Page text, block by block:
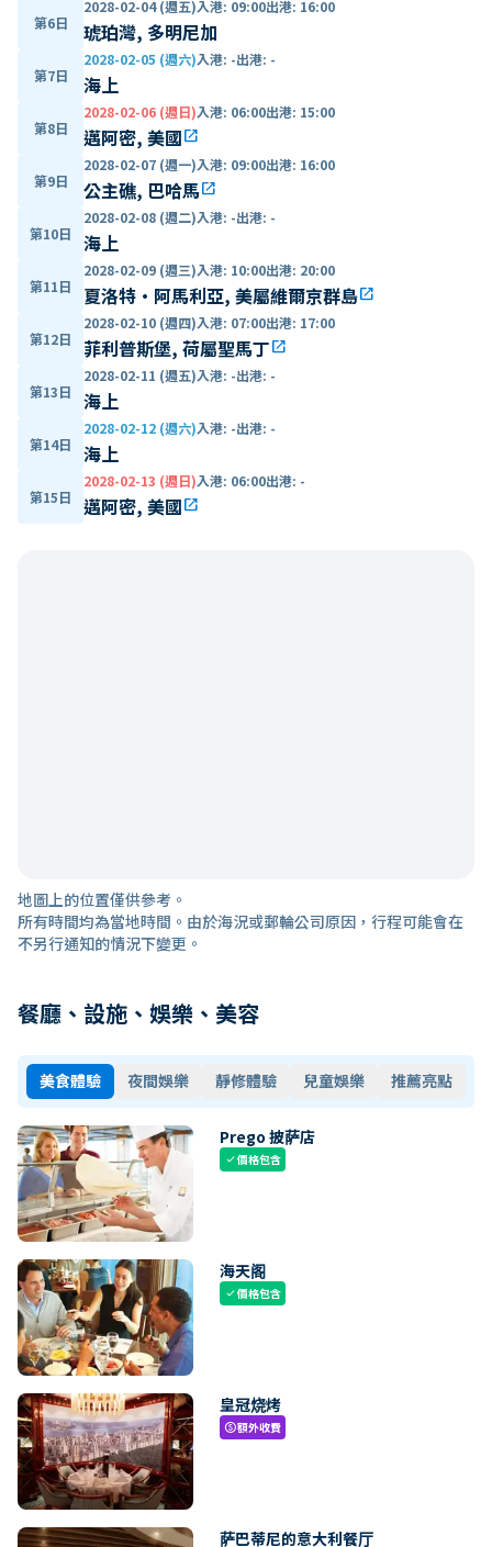
第6日
2028-02-04 (週五)入港: 09:00出港: 16:00
琥珀灣, 多明尼加
第7日
2028-02-05 (週六)入港: -出港: -
海上
第8日
2028-02-06 (週日)入港: 06:00出港: 15:00
邁阿密, 美國open_in_new
第9日
2028-02-07 (週一)入港: 09:00出港: 16:00
公主礁, 巴哈馬open_in_new
第10日
2028-02-08 (週二)入港: -出港: -
海上
第11日
2028-02-09 (週三)入港: 10:00出港: 20:00
夏洛特·阿馬利亞, 美屬維爾京群島open_in_new
第12日
2028-02-10 (週四)入港: 07:00出港: 17:00
菲利普斯堡, 荷屬聖馬丁open_in_new
第13日
2028-02-11 (週五)入港: -出港: -
海上
第14日
2028-02-12 (週六)入港: -出港: -
海上
第15日
2028-02-13 (週日)入港: 06:00出港: -
邁阿密, 美國open_in_new
地圖上的位置僅供參考。
所有時間均為當地時間。由於海況或郵輪公司原因，行程可能會在
不另行通知的情況下變更。
餐廳、設施、娛樂、美容
美食體驗 夜間娛樂 靜修體驗 兒童娛樂 推薦亮點
Prego 披萨店
check價格包含
海天阁
check價格包含
皇冠烧烤
paid額外收費
萨巴蒂尼的意大利餐厅